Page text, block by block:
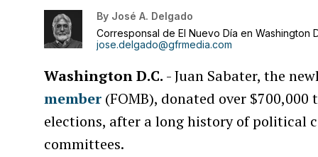
By José A. Delgado
Corresponsal de El Nuevo Día en Washington
jose.delgado@gfrmedia.com
Washington D.C. - Juan Sabater, the
member (FOMB), donated over $700,000
elections, after a long history of political
committees.